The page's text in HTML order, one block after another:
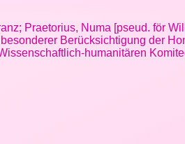
Praetorius, Numa [pseud. för
besonderer Berücksichtigung der
humanitären